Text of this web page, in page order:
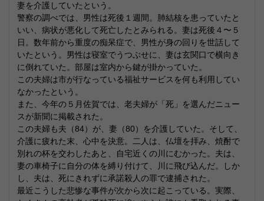
妻を介護していたという。
警察の調べでは、男性は死後１週間。肺結核を患っていたと
いい、病状が悪化して死亡したとみられる。妻は死後４〜５
日。数年前から重度の痴呆症で、男性が身の回りを世話して
いたという。男性は寝室でうつぶせに、妻は玄関口で横向き
に倒れていた。部屋は室内から鍵が掛かっていた。
この夫婦は市が行なっている福祉サービスを何も利用してい
なかったという。
また、今年の５月佐賀では、老夫婦が「死」を選んだニュー
スが新聞に掲載された。
この夫婦も夫（84）が、妻（80）を介護していた。そして、
介護に疲れた末、心中を決意。二人は、仏壇を拝み、焼酎で
別れの杯を交わしたあと、自宅近くの川にむかった。夫は、
妻の車椅子に自分の体を縛り付けて、川に飛び込んだ。しか
し、夫は、死にきれずに承諾殺人の罪で逮捕された。
最近こうした悲惨な事件が次から次に起こっている。実際、